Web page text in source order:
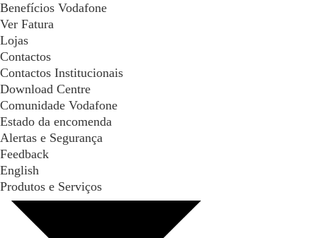
Benefícios Vodafone
Ver Fatura
Lojas
Contactos
Contactos Institucionais
Download Centre
Comunidade Vodafone
Estado da encomenda
Alertas e Segurança
Feedback
English
Produtos e Serviços